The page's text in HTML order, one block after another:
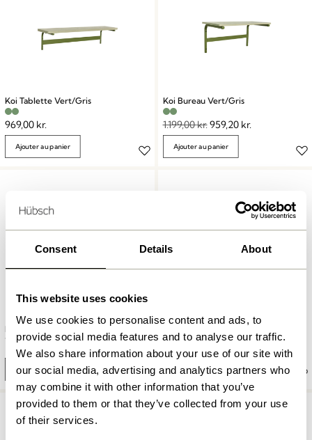
Consent Details About
This website uses cookies
We use cookies to personalise content and ads, to
provide social media features and to analyse our traffic.
We also share information about your use of our site with
our social media, advertising and analytics partners who
may combine it with other information that you’ve
provided to them or that they’ve collected from your use
of their services.
Koi Tablette Vert/Gris
969,00 kr.
Ajouter au panier
Koi Bureau Vert/Gris
1.199,00kr.959,20 kr.
Ajouter au panier
Pep Tablette Jaune/Gris
1.099,00kr.
Ajouter au panier
Galaxy Tablette
Turquiose/Bleu/Gris
Ajouter au panier